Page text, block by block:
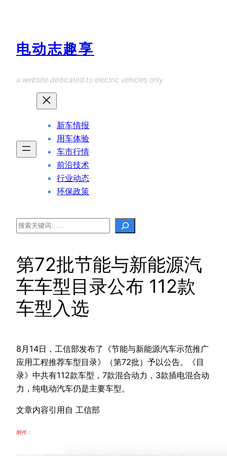
电动志趣享
a website dedicated to electric vehicles only.
新车情报
用车体验
车市行情
前沿技术
行业动态
环保政策
Search
第72批节能与新能源汽
车车型目录公布 112款
车型入选
8月14日，工信部发布了《节能与新能源汽车示范推广
应用工程推荐车型目录》（第72批）予以公告。《目
录》中共有112款车型，7款混合动力，3款插电混合动
力，纯电动汽车仍是主要车型。
文章内容引用自 工信部
附件：